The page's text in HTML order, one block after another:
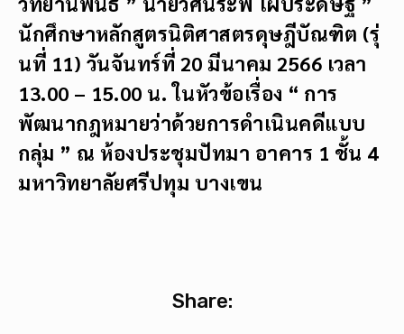
นักศึกษาหลักสูตรนิติศาสตรดุษฎีบัณฑิต (รุ่
นที่ 11) วันจันทร์ที่ 20 มีนาคม 2566 เวลา
13.00 – 15.00 น. ในหัวข้อเรื่อง “ การ
พัฒนากฎหมายว่าด้วยการดำเนินคดีแบบ
กลุ่ม ” ณ ห้องประชุมปัทมา อาคาร 1 ชั้น 4
มหาวิทยาลัยศรีปทุม บางเขน
Share: